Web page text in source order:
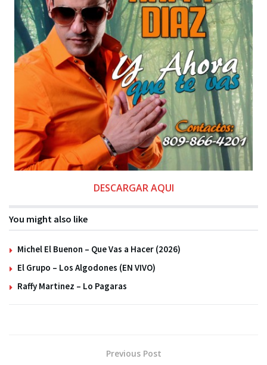
DESCARGAR AQUI
You might also like
Michel El Buenon – Que Vas a Hacer (2026)
El Grupo – Los Algodones (EN VIVO)
Raffy Martinez – Lo Pagaras
Previous Post